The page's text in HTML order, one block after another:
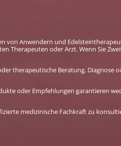
von Anwendern und
Therapeuten oder Arzt. Wenn Sie
therapeutische Beratung, Diagnose
oder Empfehlungen garantieren
medizinische Fachkraft zu